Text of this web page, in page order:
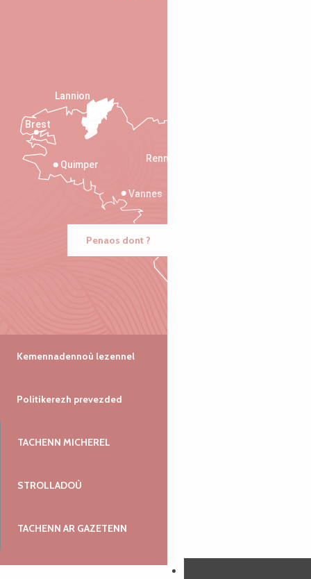
Rennes
Vannes
Quimper
Lannion
Brest
Penaos dont ?
Kemennadennoù lezennel
Politikerezh prevezded
TACHENN MICHEREL
STROLLADOÙ
TACHENN AR GAZETENN